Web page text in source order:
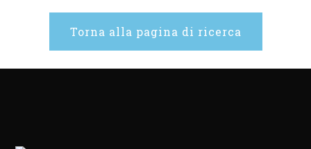
Torna alla pagina di ricerca